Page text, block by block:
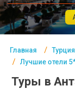
Главная Турция
Лучшие отели
Туры в
Таиланд
ОАЭ
Египет